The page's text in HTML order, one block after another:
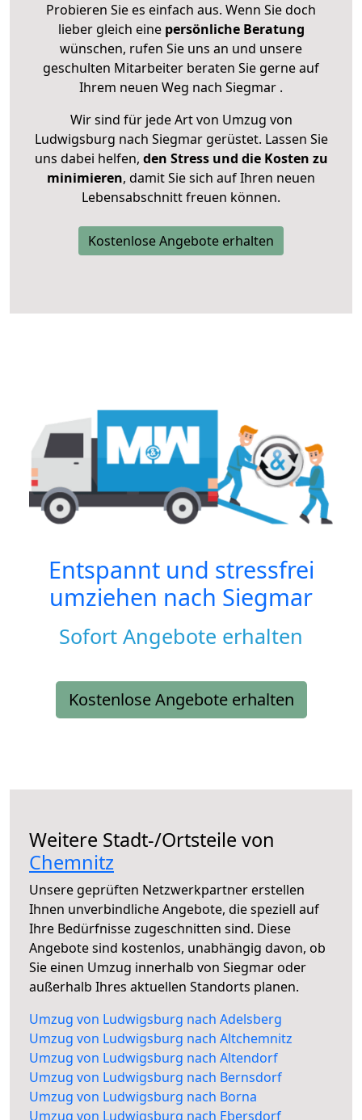
Probieren Sie es einfach aus. Wenn Sie doch
lieber gleich eine persönliche Beratung
wünschen, rufen Sie uns an und unsere
geschulten Mitarbeiter beraten Sie gerne auf
Ihrem neuen Weg nach Siegmar .
Wir sind für jede Art von Umzug von
Ludwigsburg nach Siegmar gerüstet. Lassen Sie
uns dabei helfen, den Stress und die Kosten zu
minimieren, damit Sie sich auf Ihren neuen
Lebensabschnitt freuen können.
Kostenlose Angebote erhalten
Entspannt und stressfrei
umziehen nach Siegmar
Sofort Angebote erhalten
Kostenlose Angebote erhalten
Weitere Stadt-/Ortsteile von
Chemnitz
Unsere geprüften Netzwerkpartner erstellen
Ihnen unverbindliche Angebote, die speziell auf
Ihre Bedürfnisse zugeschnitten sind. Diese
Angebote sind kostenlos, unabhängig davon, ob
Sie einen Umzug innerhalb von Siegmar oder
außerhalb Ihres aktuellen Standorts planen.
Umzug von Ludwigsburg nach Adelsberg
Umzug von Ludwigsburg nach Altchemnitz
Umzug von Ludwigsburg nach Altendorf
Umzug von Ludwigsburg nach Bernsdorf
Umzug von Ludwigsburg nach Borna
Umzug von Ludwigsburg nach Ebersdorf